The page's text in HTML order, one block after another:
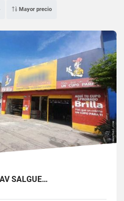
Mayor precio
SALGUE…